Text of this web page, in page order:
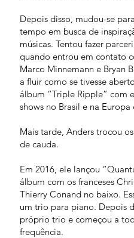
Depois disso, mudou-se
tempo em busca de
músicas. Tentou fazer
quando entrou em contato
Marco Minnemann e Bryan
a fluir como se tivesse
álbum “Triple Ripple” com
shows no Brasil e na
Mais tarde, Anders trocou
de cauda.
Em 2016, ele lançou
álbum com os franceses
Thierry Conand no baixo.
um trio para piano. Depois
próprio trio e começou a
frequência.